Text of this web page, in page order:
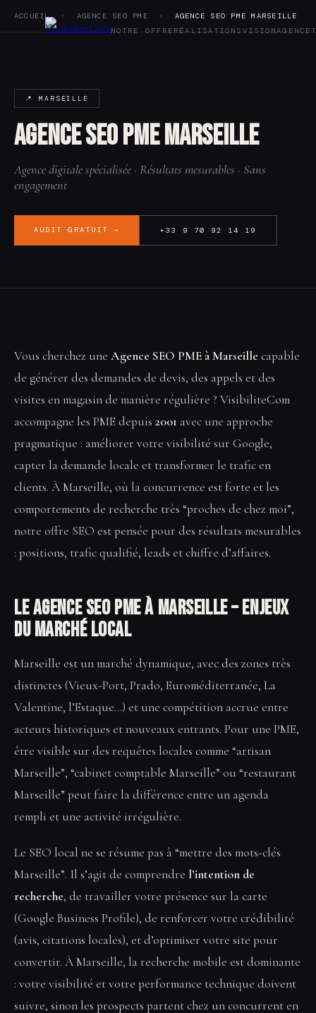
Réalisations
Vision
Agence
Tarifs
Blog
Audit SEO
Contact
NOTRE OFFRE RÉALISATIONS VISIONAGENCE
ACCUEIL › AGENCE SEO PME › AGENCE SEO PME MARSEILLE
📍 MARSEILLE
Agence SEO PME Marseille
Agence digitale spécialisée · Résultats mesurables · Sans
engagement
AUDIT GRATUIT → +33 9 70 92 14 19
Vous cherchez une Agence SEO PME à Marseille capable
de générer des demandes de devis, des appels et des
visites en magasin de manière régulière ? VisibiliteCom
accompagne les PME depuis 2001 avec une approche
pragmatique : améliorer votre visibilité sur Google,
capter la demande locale et transformer le trafic en
clients. À Marseille, où la concurrence est forte et les
comportements de recherche très “proches de chez moi”,
notre offre SEO est pensée pour des résultats mesurables
: positions, trafic qualifié, leads et chiffre d’affaires.
Le Agence SEO PME à Marseille – enjeux
du marché local
Marseille est un marché dynamique, avec des zones très
distinctes (Vieux-Port, Prado, Euroméditerranée, La
Valentine, l’Estaque…) et une compétition accrue entre
acteurs historiques et nouveaux entrants. Pour une PME,
être visible sur des requêtes locales comme “artisan
Marseille”, “cabinet comptable Marseille” ou “restaurant
Marseille” peut faire la différence entre un agenda
rempli et une activité irrégulière.
Le SEO local ne se résume pas à “mettre des mots-clés
Marseille”. Il s’agit de comprendre l’intention de
recherche, de travailler votre présence sur la carte
(Google Business Profile), de renforcer votre crédibilité
(avis, citations locales), et d’optimiser votre site pour
convertir. À Marseille, la recherche mobile est dominante
: votre visibilité et votre performance technique doivent
suivre, sinon les prospects partent chez un concurrent en